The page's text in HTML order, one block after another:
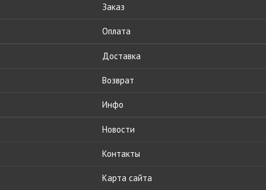
Заказ
Оплата
Доставка
Возврат
Инфо
Новости
Контакты
Карта сайта